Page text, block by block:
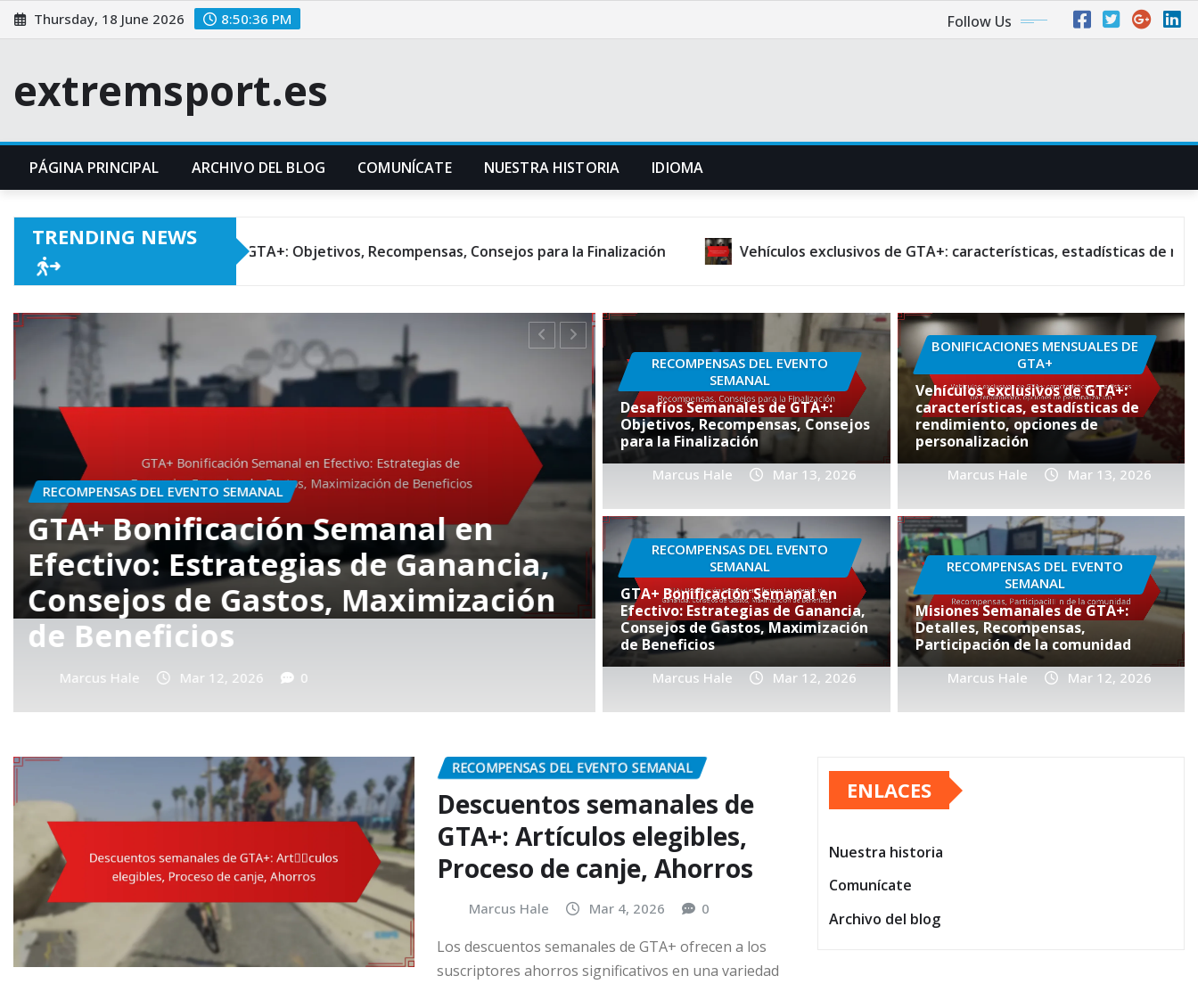
Skip
to
Thursday, 18 June 2026 8:50:38 PM Follow Us
extremsport.es
PÁGINA PRINCIPAL ARCHIVO DEL BLOG COMUNÍCATE NUESTRA HISTORIA IDIOMA
TRENDING NEWS
Semanales de GTA+: Objetivos, Recompensas, Consejos para la Finalización Vehículos exclusivos de GTA+: características, estadísticas de rendimiento,
RECOMPENSAS DEL EVENTO SEMANAL
Misiones Semanales de GTA+:
Detalles, Recompensas,
Participación de la comunidad
Marcus Hale Mar 12, 2026 0
Eventos exclusivos para miembros
de GTA+: detalles de participación,
estructura de recompensas,
interacción con la comunidad
Marcus Hale Mar 12, 2026
RECOMPENSAS DEL EVENTO
SEMANAL
Desafíos Semanales de GTA+:
Objetivos, Recompensas, Consejos
para la Finalización
Marcus Hale Mar 13, 2026
BONIFICACIONES MENSUALES DE
GTA+
Vehículos exclusivos de GTA+:
características, estadísticas de
rendimiento, opciones de
personalización
Marcus Hale Mar 13, 2026
RECOMPENSAS DEL EVENTO
SEMANAL
GTA+ Bonificación Semanal en
Efectivo: Estrategias de Ganancia,
Consejos de Gastos, Maximización
de Beneficios
Marcus Hale Mar 12, 2026
RECOMPENSAS DEL EVENTO
SEMANAL
Misiones Semanales de GTA+:
Detalles, Recompensas,
Participación de la comunidad
Marcus Hale Mar 12, 2026
RECOMPENSAS DEL EVENTO SEMANAL
Descuentos semanales de
GTA+: Artículos elegibles,
Proceso de canje, Ahorros
Marcus Hale Mar 4, 2026 0
Los descuentos semanales de GTA+ ofrecen a los
suscriptores ahorros significativos en una variedad
ENLACES
Nuestra historia
Comunícate
Archivo del blog